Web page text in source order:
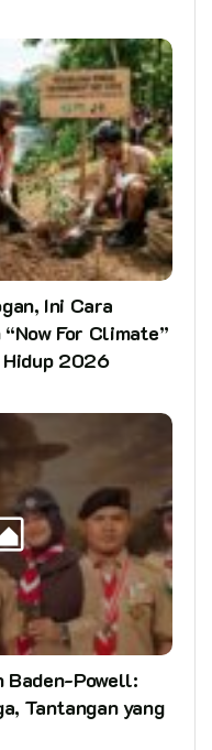
Ini Cara
For Climate”
Hidup 2026
Baden-Powell:
Tantangan yang